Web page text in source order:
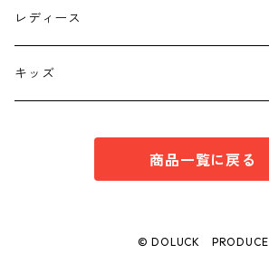
トップス
ボトムス
レディース
トップス
キッズ
商品一覧に戻る
© DOLUCK PRODUCE